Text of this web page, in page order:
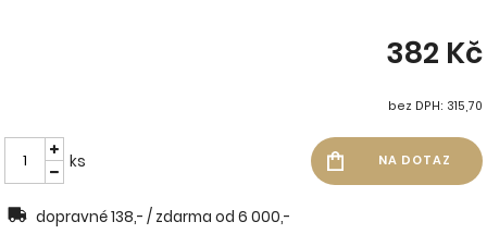
382 Kč
bez DPH: 315,70
ks
dopravné 138,- / zdarma od 6 000,-